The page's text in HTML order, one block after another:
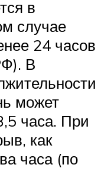
в
случае
24 часов
В
может
часа. При
как
часа (по